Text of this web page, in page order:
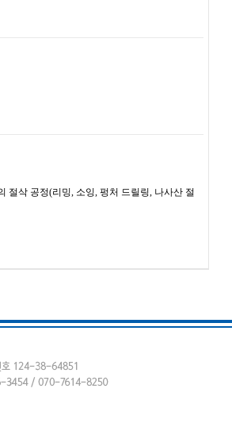
절삭 공정(리밍, 소잉, 펑처 드릴링, 나사산 절